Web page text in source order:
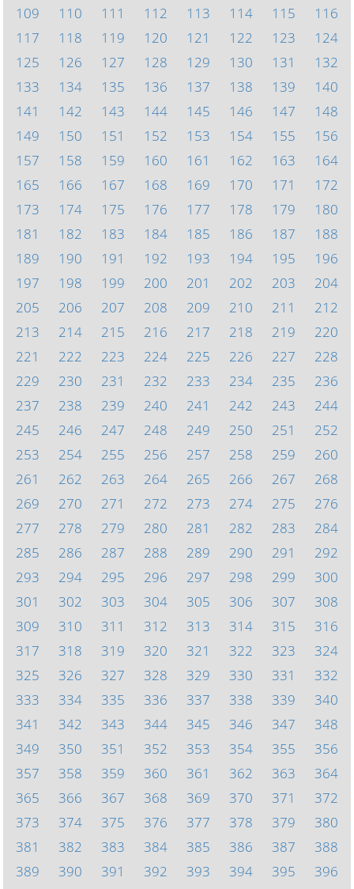
109
110 111 112 113 114 115
116
117
118 119 120 121 122 123
124
125
126 127 128 129 130 131
132
133
134 135 136 137 138 139
140
141
142 143 144 145 146 147
148
149
150 151 152 153 154 155
156
157
158 159 160 161 162 163
164
165
166 167 168 169 170 171
172
173
174 175 176 177 178 179
180
181
182 183 184 185 186 187
188
189
190 191 192 193 194 195
196
197
198 199 200 201 202 203
204
205
206 207 208 209 210 211
212
213
214 215 216 217 218 219
220
221
222 223 224 225 226 227
228
229
230 231 232 233 234 235
236
237
238 239 240 241 242 243
244
245
246 247 248 249 250 251
252
253
254 255 256 257 258 259
260
261
262 263 264 265 266 267
268
269
270 271 272 273 274 275
276
277
278 279 280 281 282 283
284
285
286 287 288 289 290 291
292
293
294 295 296 297 298 299
300
301
302 303 304 305 306 307
308
309
310 311 312 313 314 315
316
317
318 319 320 321 322 323
324
325
326 327 328 329 330 331
332
333
334 335 336 337 338 339
340
341
342 343 344 345 346 347
348
349
350 351 352 353 354 355
356
357
358 359 360 361 362 363
364
365
366 367 368 369 370 371
372
373
374 375 376 377 378 379
380
381
382 383 384 385 386 387
388
389
390 391 392 393 394 395
396